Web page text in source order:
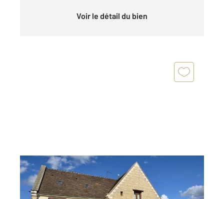
Voir le détail du bien
ARGENTAN 61
244 m2, 7 pièces
Ref : 12731